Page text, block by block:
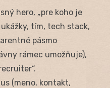
hero, „pre koho je
tím, tech stack,
pásmo
rámec umožňuje),
(meno, kontakt,